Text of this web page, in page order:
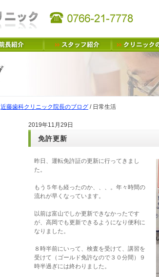
近藤歯科クリニック院長のブログ / 日常生活
2019年11月29日
免許更新
昨日、運転免許証の更新に行ってきまし
た。
もう５年も経ったのか、、、。年々時間の
流れが早くなっています。
以前は富山でしか更新できなかったです
が、高岡でも更新できるようになり便利に
なりました。
８時半前にいって、検査を受けて、講習を
受けて（ゴールド免許なので３０分間）９
時半過ぎには終わりました。